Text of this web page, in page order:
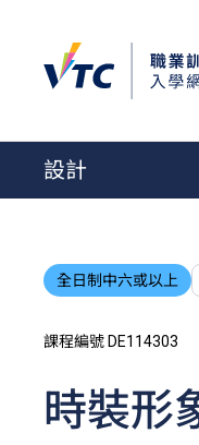
設計
全日制中六或以上
課程編號 DE114303
時裝形